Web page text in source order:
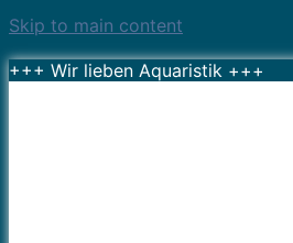
Skip to main content
+++ Wir lieben Aquaristik +++